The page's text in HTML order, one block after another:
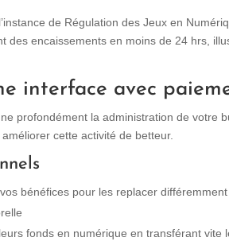
de Régulation des Jeux en
des encaissements en moins de 24 hrs,
interface avec
profondément la administration de votre
cette activité de betteur.
bénéfices pour les replacer
fonds en numérique en transférant vite